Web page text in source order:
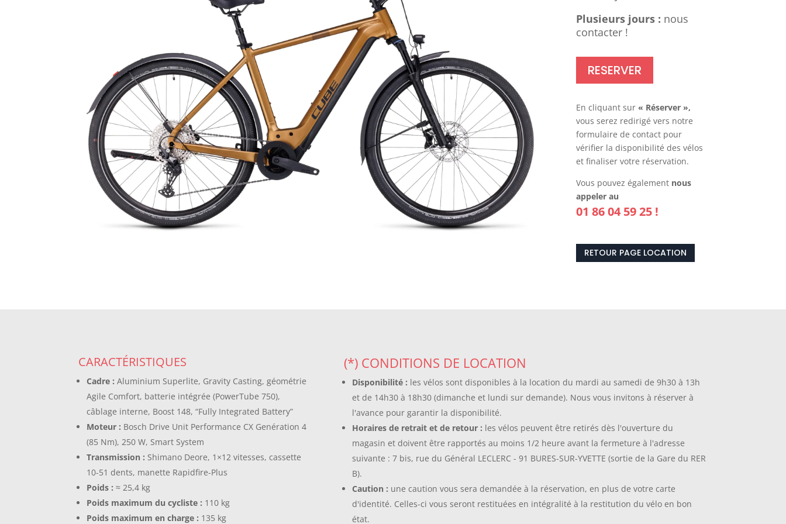
Plusieurs jours : nous
contacter !
RESERVER
En cliquant sur « Réserver »,
vous serez redirigé vers notre
formulaire de contact pour
vérifier la disponibilité des vélos
et finaliser votre réservation.
Vous pouvez également nous
appeler au
01 86 04 59 25 !
RETOUR PAGE LOCATION
CARACTÉRISTIQUES
Cadre : Aluminium Superlite, Gravity Casting, géométrie
Agile Comfort, batterie intégrée (PowerTube 750),
câblage interne, Boost 148, “Fully Integrated Battery”
Moteur : Bosch Drive Unit Performance CX Genération 4
(85 Nm), 250 W, Smart System
Transmission : Shimano Deore, 1×12 vitesses, cassette
10-51 dents, manette Rapidfire-Plus
Poids : ≈ 25,4 kg
Poids maximum du cycliste : 110 kg
Poids maximum en charge : 135 kg
(*) CONDITIONS DE LOCATION
Disponibilité : les vélos sont disponibles à la location du mardi au samedi de 9h30 à 13h
et de 14h30 à 18h30 (dimanche et lundi sur demande). Nous vous invitons à réserver à
l'avance pour garantir la disponibilité.
Horaires de retrait et de retour : les vélos peuvent être retirés dès l'ouverture du
magasin et doivent être rapportés au moins 1/2 heure avant la fermeture à l'adresse
suivante : 7 bis, rue du Général LECLERC - 91 BURES-SUR-YVETTE (sortie de la Gare du RER
B).
Caution : une caution vous sera demandée à la réservation, en plus de votre carte
d'identité. Celles-ci vous seront restituées en intégralité à la restitution du vélo en bon
état.